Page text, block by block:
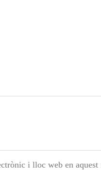
i lloc web en